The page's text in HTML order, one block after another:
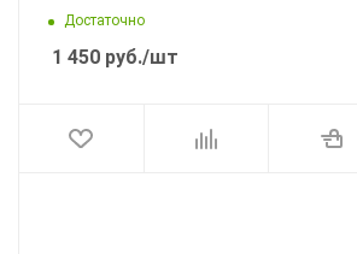
Достаточно
1 450 руб./шт